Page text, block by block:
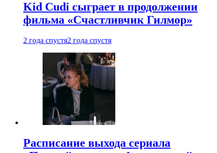
Kid Cudi сыграет в продолжении
фильма «Счастливчик Гилмор»
2 года спустя2 года спустя
Расписание выхода сериала